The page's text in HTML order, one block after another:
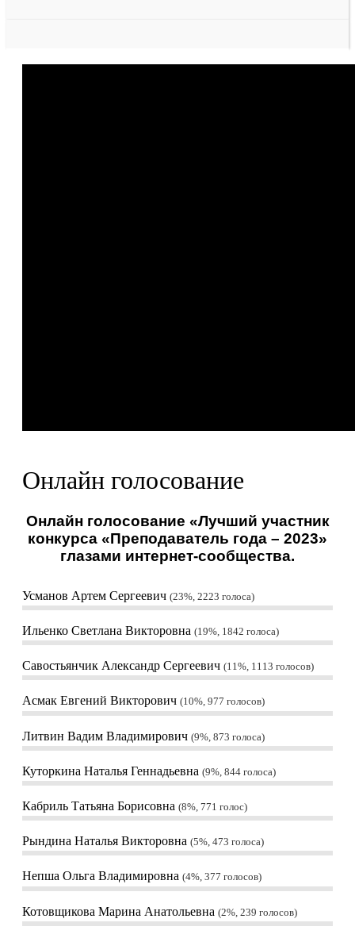
Онлайн голосование
Онлайн голосование «Лучший участник
конкурса «Преподаватель года – 2023»
глазами интернет-сообщества.
Усманов Артем Сергеевич 23%, 2223 голоса
Ильенко Светлана Викторовна 19%, 1842 голоса
Савостьянчик Александр Сергеевич 11%, 1113 голосов
Асмак Евгений Викторович 10%, 977 голосов
Литвин Вадим Владимирович 9%, 873 голоса
Куторкина Наталья Геннадьевна 9%, 844 голоса
Кабриль Татьяна Борисовна 8%, 771 голос
Рындина Наталья Викторовна 5%, 473 голоса
Непша Ольга Владимировна 4%, 377 голосов
Котовщикова Марина Анатольевна 2%, 239 голосов